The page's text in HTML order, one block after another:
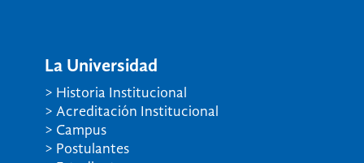
La Universidad
> Historia Institucional
> Acreditación Institucional
> Campus
> Postulantes